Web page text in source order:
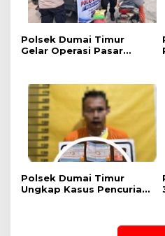
Polsek Dumai Timur
Gelar Operasi Pasar
untuk Masyarakat
Polsek Dumai Timur
Ungkap Kasus Pencurian